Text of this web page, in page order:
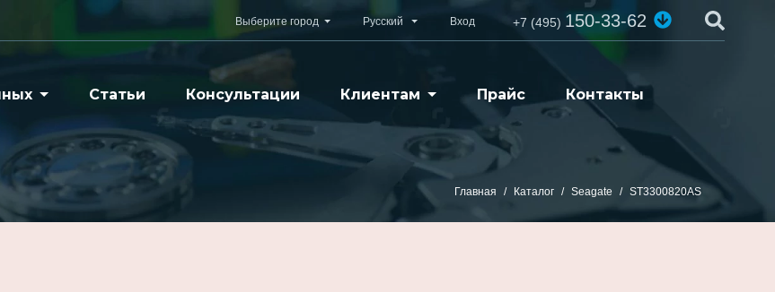
Статьи Консультации Клиентам Прайс Контакты
Выберите город Русский Вход +7 (495)150-33-62
Главная Каталог Seagate ST3300820AS